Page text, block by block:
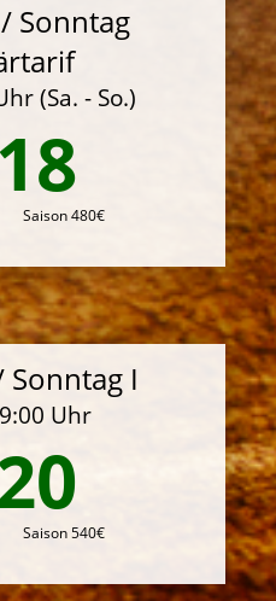
Sonntag
(Sa. - So.)
Saison 480€
Sonntag I
Uhr
Saison 540€